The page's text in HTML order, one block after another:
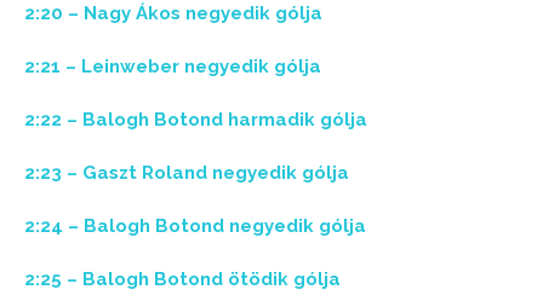
2:20 – Nagy Ákos negyedik gólja
2:21 – Leinweber negyedik gólja
2:22 – Balogh Botond harmadik gólja
2:23 – Gaszt Roland negyedik gólja
2:24 – Balogh Botond negyedik gólja
2:25 – Balogh Botond ötödik gólja